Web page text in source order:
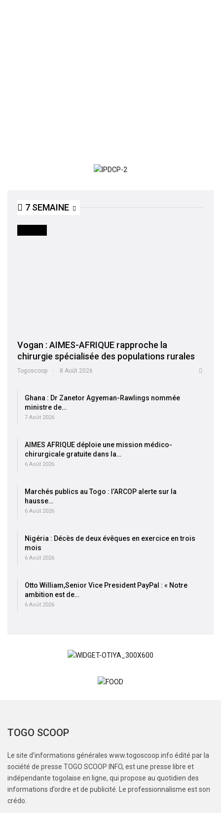
7 SEMAINE
Vogan : AIMES-AFRIQUE rapproche la
chirurgie spécialisée des populations rurales
Togoscoop 8 Août 2026
Ghana : Dr Zanetor Agyeman-Rawlings nommée
ministre de…
7 Août 2026
AIMES AFRIQUE déploie une mission médico-
chirurgicale gratuite dans la…
6 Août 2026
Marchés publics au Togo : l’ARCOP alerte sur la
hausse…
6 Août 2026
Nigéria : Décès de deux évêques en exercice en trois
mois
6 Août 2026
Otto William,Senior Vice President PayPal : « Notre
ambition est de…
6 Août 2026
TOGO SCOOP
Le site d’informations générales www.togoscoop.info édité par la
société de presse TOGO SCOOP INFO, est une presse libre et
indépendante togolaise en ligne, qui propose au quotidien des
informations d’ordre et de publicité. Le professionnalisme est son
crédo.